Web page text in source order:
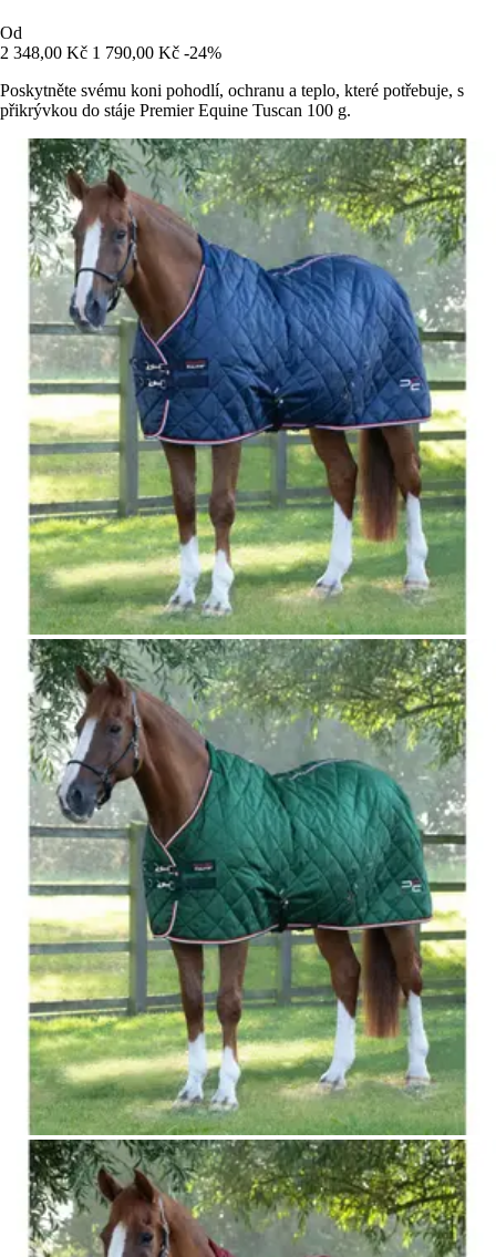
Od
2 348,00 Kč 1 790,00 Kč -24%
Poskytněte svému koni pohodlí, ochranu a teplo, které potřebuje, s
přikrývkou do stáje Premier Equine Tuscan 100 g.